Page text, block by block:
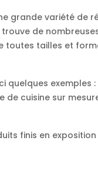
grande variété de
de
toutes tailles et
de cuisine sur
finis en